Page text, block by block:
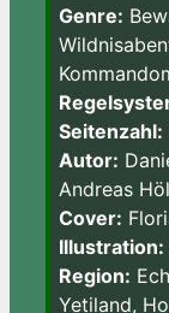
Genre:
Seitenzahl:
Autor:
Andreas
Cover:
Illustration:
Region:
Yetiland,